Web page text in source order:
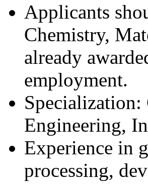
Applicants
Chemistry,
already
employment.
Engineering,
Experience in
processing,